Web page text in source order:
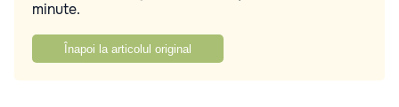
minute.
Înapoi la articolul original